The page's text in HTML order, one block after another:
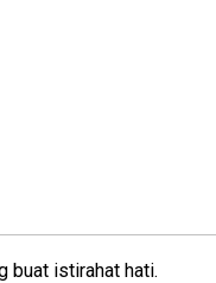
buat istirahat hati.